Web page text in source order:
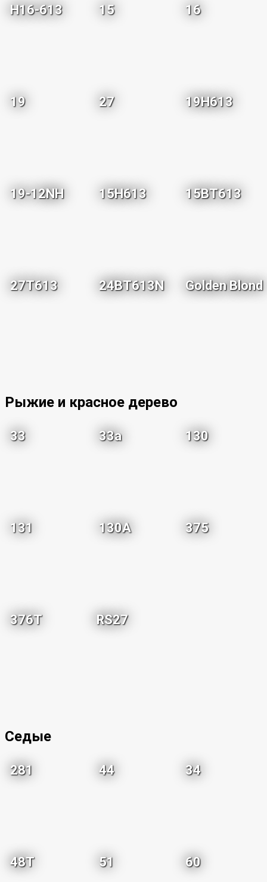
H16-613 15 16
19 27 19H613
19-12NH 15H613 15BT613
27T613 24BT613N Golden Blond
Рыжие и красное дерево
33 33a 130
131 130A 375
376T RS27
Седые
281 44 34
48T 51 60